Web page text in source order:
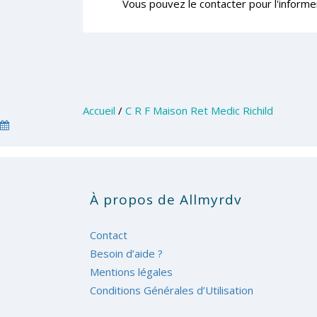
Vous pouvez le contacter pour
Accueil / C R F Maison Ret Medic Richild
À propos de Allmyrdv
Contact
Besoin d’aide ?
Mentions légales
Conditions Générales d’Utilisation